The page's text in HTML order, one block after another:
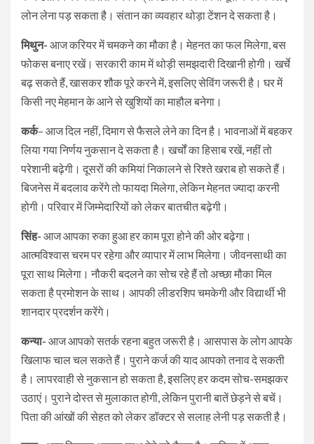
लोन लेना पड़ सकता है। संतान का व्यवहार थोड़ा टेंशन दे सकता है।
मिथुन- आज करियर में चमकने का मौका है। मेहनत का फल मिलेगा, बस
फोकस बनाए रखें। सरकारी काम में थोड़ी समझदारी दिखानी होगी। खर्चे
बढ़ सकते हैं, खासकर शौक पूरे करने में, इसलिए सेविंग जरूरी है। घर में
किसी नए मेहमान के आने से खुशियों का माहौल बनेगा।
कर्क– आज दिल नहीं, दिमाग से फैसले लेने का दिन है। भावनाओं में बहकर
लिया गया निर्णय नुकसान दे सकता है। खर्चों का हिसाब रखें, नहीं तो
परेशानी बढ़ेगी। दूसरों की कमियां निकालने से रिश्ते खराब हो सकते हैं।
बिजनेस में बदलाव करेंगे तो फायदा मिलेगा, लेकिन मेहनत ज्यादा करनी
होगी। परिवार में जिम्मेदारियों को लेकर बातचीत बढ़ेगी।
सिंह- आज आपका रुका हुआ हर काम पूरा होने की ओर बढ़ेगा।
आत्मविश्वास चरम पर रहेगा और व्यापार में लाभ मिलेगा। जीवनसाथी का
पूरा साथ मिलेगा। नौकरी बदलने का सोच रहे हैं तो अच्छा मौका मिल
सकता है प्रमोशन के साथ। आपकी लीडरशिप चमकेगी और विद्यार्थी भी
शानदार प्रदर्शन करेंगे।
कन्या- आज आपको सतर्क रहना बहुत जरूरी है। आसपास के लोग आपके
खिलाफ चाल चल सकते हैं। पुराने कर्ज की याद आपको तनाव दे सकती
है। लापरवाही से नुकसान हो सकता है, इसलिए हर कदम सोच-समझकर
उठाएं। पुराने दोस्त से मुलाकात होगी, लेकिन पुरानी बातें छेड़ने से बचें।
पिता की आंखों की सेहत को लेकर डॉक्टर से सलाह लेनी पड़ सकती है।